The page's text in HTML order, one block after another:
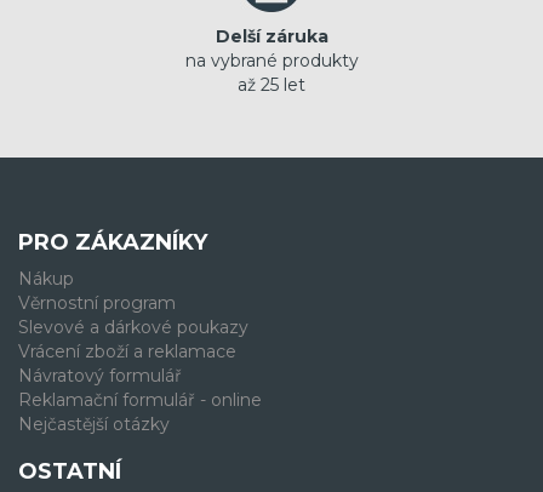
Delší záruka
na vybrané produkty
až 25 let
PRO ZÁKAZNÍKY
Nákup
Věrnostní program
Slevové a dárkové poukazy
Vrácení zboží a reklamace
Návratový formulář
Reklamační formulář - online
Nejčastější otázky
OSTATNÍ